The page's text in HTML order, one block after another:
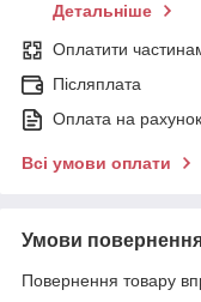
Детальніше
Оплатити
Післяплата
Оплата на рахунок
Всі умови оплати
Умови
Повернення товару